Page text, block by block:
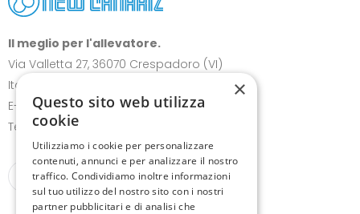
Il meglio per l'allevatore.
Via Valletta 27, 36070 Crespadoro (VI)
Italia
E-mail:info@canariz.it
Telefono+39 345 837 8123
×
Questo sito web utilizza
cookie
Utilizziamo i cookie per personalizzare
contenuti, annunci e per analizzare il nostro
traffico. Condividiamo inoltre informazioni
sul tuo utilizzo del nostro sito con i nostri
partner pubblicitari e di analisi che